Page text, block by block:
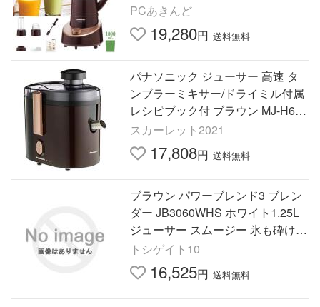
PCあきんど
19,280円 送料無料
パナソニック ジューサー 高速 タ
ンブラーミキサー/ドライミル付属
レシピブック付 ブラウン MJ-H600
-T
スカーレット2021
17,808円 送料無料
ブラウン パワーブレンド3 ブレン
ダー JB3060WHS ホワイト1.25L
ジューサー スムージー 氷も砕ける
人気 果物 野菜 操作簡
トシゲイト10
16,525円 送料無料